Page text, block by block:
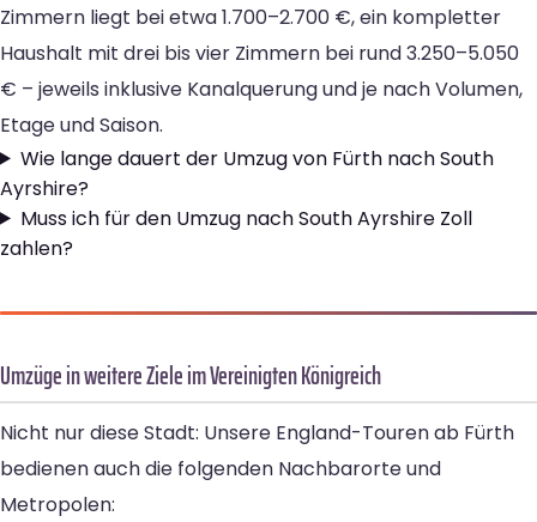
Zimmern liegt bei etwa 1.700–2.700 €, ein kompletter
Haushalt mit drei bis vier Zimmern bei rund 3.250–5.050
€ – jeweils inklusive Kanalquerung und je nach Volumen,
Etage und Saison.
Wie lange dauert der Umzug von Fürth nach South
Ayrshire?
Muss ich für den Umzug nach South Ayrshire Zoll
zahlen?
Umzüge in weitere Ziele im Vereinigten Königreich
Nicht nur diese Stadt: Unsere England-Touren ab Fürth
bedienen auch die folgenden Nachbarorte und
Metropolen: